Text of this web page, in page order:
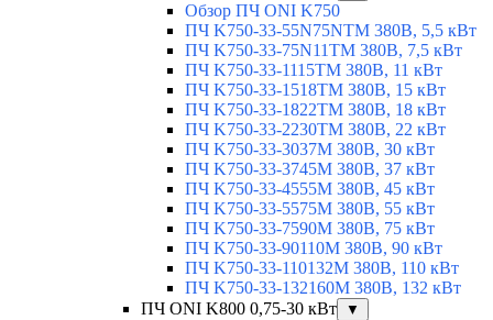
Обзор ПЧ ONI K750
ПЧ K750-33-55N75NTM 380В, 5,5 кВт
ПЧ K750-33-75N11TM 380В, 7,5 кВт
ПЧ K750-33-1115TM 380В, 11 кВт
ПЧ K750-33-1518TM 380В, 15 кВт
ПЧ K750-33-1822TM 380В, 18 кВт
ПЧ K750-33-2230TM 380В, 22 кВт
ПЧ K750-33-3037M 380В, 30 кВт
ПЧ K750-33-3745M 380В, 37 кВт
ПЧ K750-33-4555M 380В, 45 кВт
ПЧ K750-33-5575M 380В, 55 кВт
ПЧ K750-33-7590M 380В, 75 кВт
ПЧ K750-33-90110M 380В, 90 кВт
ПЧ K750-33-110132M 380В, 110 кВт
ПЧ K750-33-132160M 380В, 132 кВт
ПЧ ONI K800 0,75-30 кВт
▼